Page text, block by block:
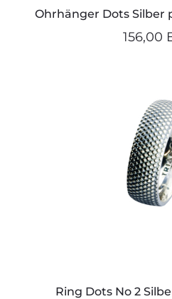
Ohrhänger Dots Silber
156,00
Ring Dots No 2